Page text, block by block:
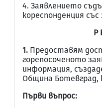
4. Заявлението
кореспонденция
Р
1. Предоставям
горепосоченото
информация,
Община Ботевград,
Първи въпрос: